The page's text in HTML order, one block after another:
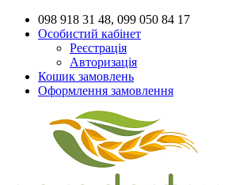
098 918 31 48, 099 050 84 17
Особистий кабінет
Реєстрація
Авторизація
Кошик замовлень
Оформлення замовлення